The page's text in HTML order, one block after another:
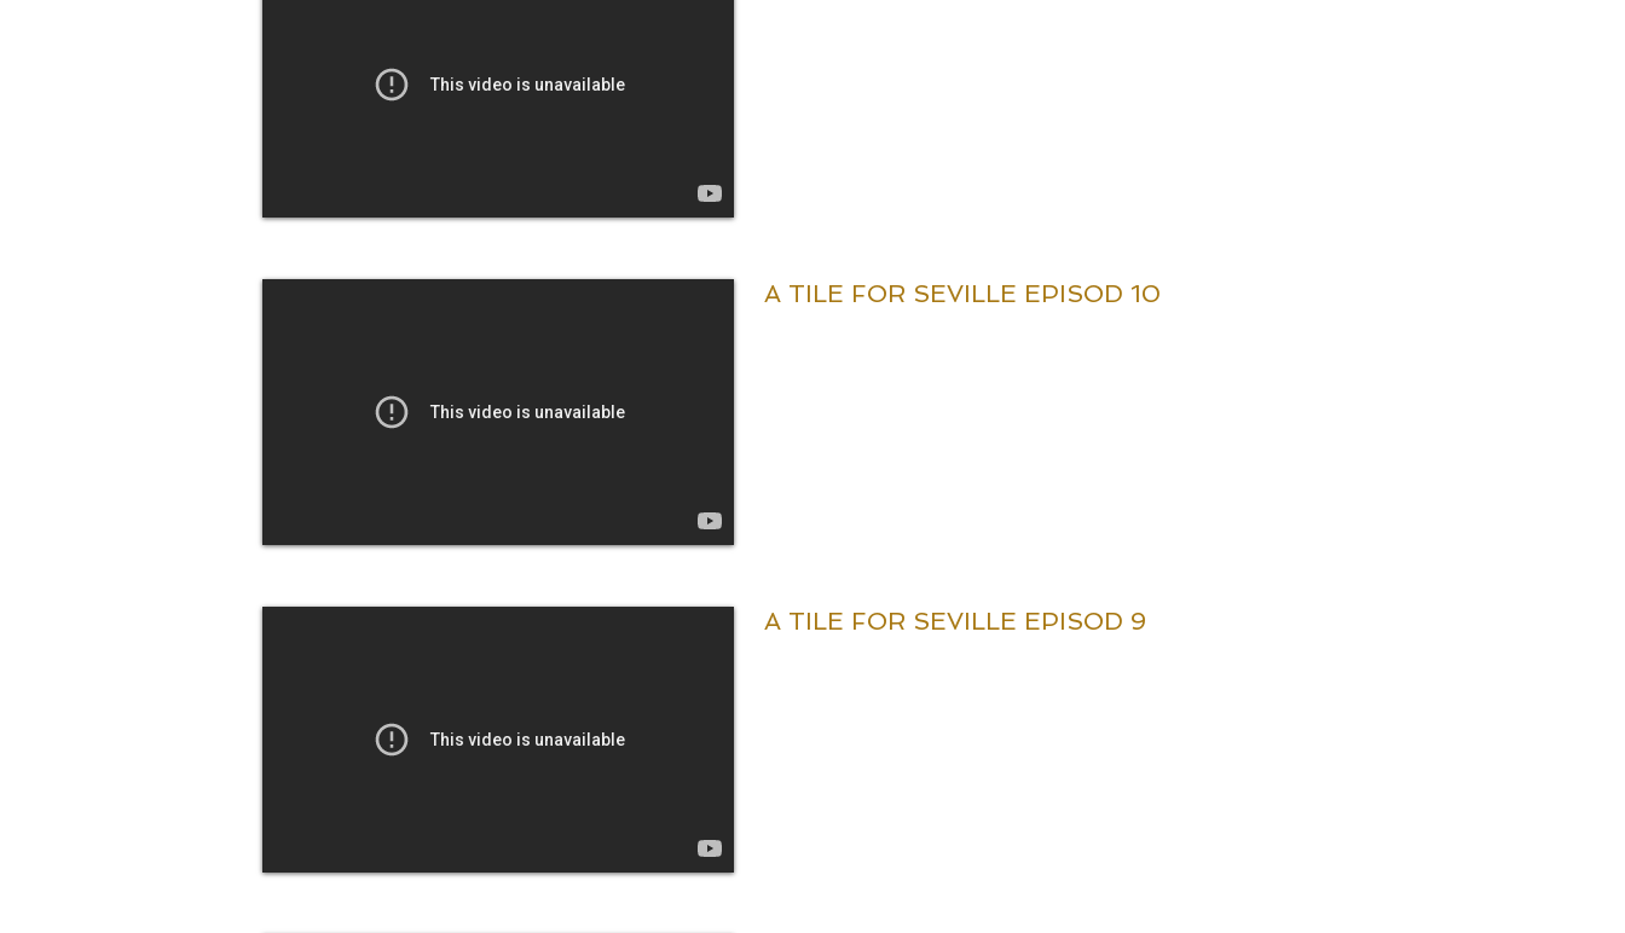
A TILE FOR SEVILLE EPISOD 10
A TILE FOR SEVILLE EPISOD 9